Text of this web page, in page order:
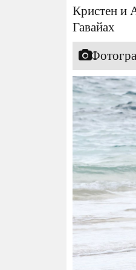
Кристен и
Гавайах